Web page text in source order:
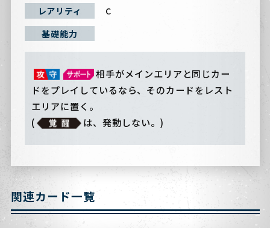
レアリティ
C
基礎能力
相手がメインエリアと同じカー
ドをプレイしているなら、そのカードをレスト
エリアに置く。
(
は、発動しない。)
関連カード一覧